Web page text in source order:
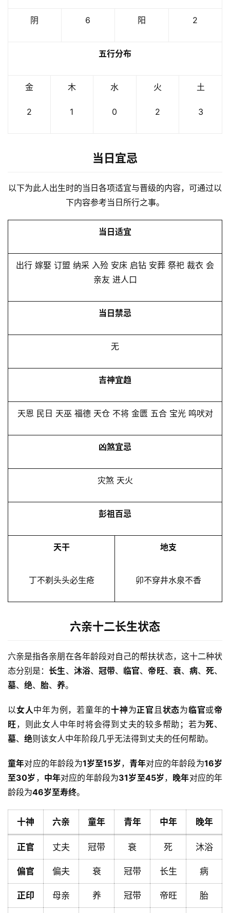
首
页
阴 6 阳 2
五行分布
金
2
木
1
水
0
火
2
土
3
当日宜忌
以下为此人出生时的当日各项适宜与晋级的内容，可通过以
下内容参考当日所行之事。
当日适宜
出行 嫁娶 订盟 纳采 入殓 安床 启钻 安葬 祭祀 裁衣 会
亲友 进人口
当日禁忌
无
吉神宜趋
天恩 民日 天巫 福德 天仓 不将 金匮 五合 宝光 鸣吠对
凶煞宜忌
灾煞 天火
彭祖百忌
天干
丁不剃头头必生疮
地支
卯不穿井水泉不香
六亲十二长生状态
六亲是指各亲朋在各年龄段对自己的帮扶状态，这十二种状
态分别是：长生、 沐浴、 冠带、 临官、 帝旺、 衰、 病、死、
墓、 绝、 胎、 养。
以女人中年为例，若童年的十神为正官且状态为临官或帝
旺，则此女人中年时将会得到丈夫的较多帮助；若为死、
墓、 绝则该女人中年阶段几乎无法得到丈夫的任何帮助。
童年对应的年龄段为1岁至15岁，青年对应的年龄段为16岁
至30岁 ， 中年对应的年龄段为31岁至45岁， 晚年对应的年
龄段为46岁至寿终。
十神 六亲 童年 青年 中年 晚年
正官 丈夫 冠带 衰 死 沐浴
偏官 偏夫 衰 冠带 长生 病
正印 母亲 养 冠带 帝旺 胎